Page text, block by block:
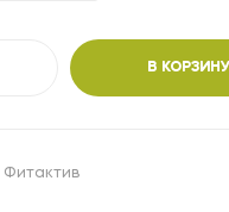
В КОРЗИНУ
Фитактив